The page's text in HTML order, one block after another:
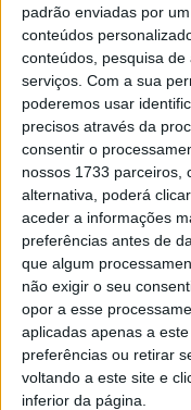
padrão enviadas por
conteúdos
conteúdos, pesquisa
serviços. Com a sua
poderemos usar
precisos através da
consentir o
nossos 1733 parceiros,
alternativa, poderá
aceder a informações
preferências antes de
que algum
não exigir o seu
opor a esse
aplicadas apenas a
preferências ou retirar
voltando a este site e
inferior da página.
Nelas: Primeiro-
34.ª Feira do
Estação Diária - 4 de
Incêndios:
apoio às
Estação Diária -